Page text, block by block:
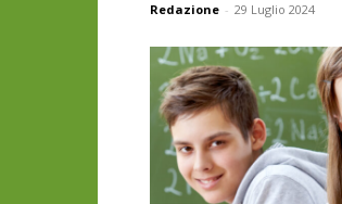
Redazione - 29 Luglio 2024